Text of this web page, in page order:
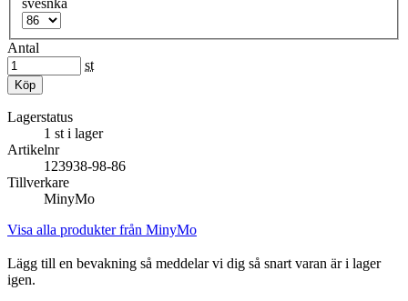
Antal
st
Köp
Lagerstatus
1 st i lager
Artikelnr
123938-98-86
Tillverkare
MinyMo
Visa alla produkter från MinyMo
Lägg till en bevakning så meddelar vi dig så snart varan är i lager
igen.